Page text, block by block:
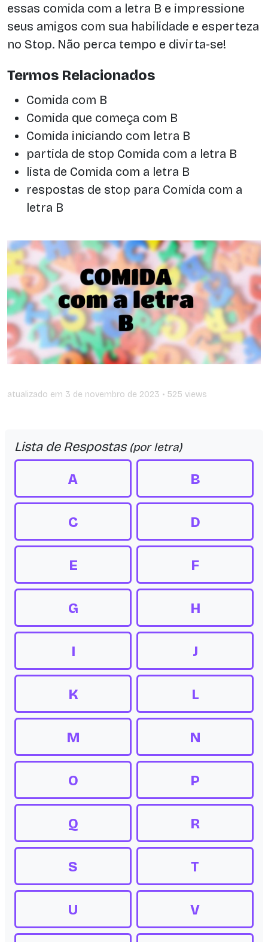
essas comida com a letra B e impressione
seus amigos com sua habilidade e esperteza
no Stop. Não perca tempo e divirta-se!
Termos Relacionados
Comida com B
Comida que começa com B
Comida iniciando com letra B
partida de stop Comida com a letra B
lista de Comida com a letra B
respostas de stop para Comida com a
letra B
atualizado em 3 de novembro de 2023 • 525 views
Lista de Respostas (por letra)
A B
C D
E F
G H
I J
K L
M N
O P
Q R
S T
U V